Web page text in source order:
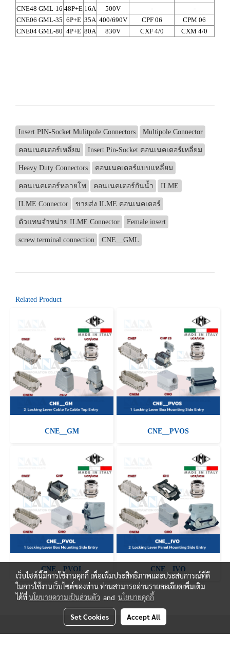
CNE48 GML-16 48P+E 16A 500V -
-
CNE06 GML-35 6P+E 35A 400/690V CPF 06 CPM 06
CNE04 GML-80 4P+E 80A 830V CXF 4/0 CXM 4/0
Insert PIN-Socket Mulitpole Connectors Multipole Connector
คอนเนคเตอร์เหลี่ยม Insert Pin-Socket คอนเนคเตอร์เหลี่ยม
Heavy Duty Connectors คอนเนคเตอร์แบบแหลี่ยม
คอนเนคเตอร์หลายโพ คอนเนคเตอร์กันน้ำ ILME
ILME Connector ขายส่ง ILME คอนเนคเตอร์
ตัวแทนจำหน่าย ILME Connector Female insert
screw terminal connection CNE__GML
Related Product
CNE__GM CNE__PVOS
CNE__PVOL CNE__IVO
เว็บไซต์นี้มีการใช้งานคุกกี้ เพื่อเพิ่มประสิทธิภาพและประสบการณ์ที่ดี
ในการใช้งานเว็บไซต์ของท่าน ท่านสามารถอ่านรายละเอียดเพิ่มเติม
ได้ที่นโยบายความเป็นส่วนตัว and นโยบายคุกกี้
Set Cookies Accept All